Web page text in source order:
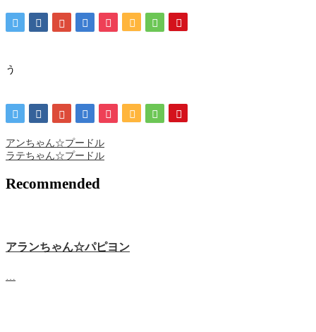
う
アンちゃん☆プードル
ラテちゃん☆プードル
Recommended
アランちゃん☆パピヨン